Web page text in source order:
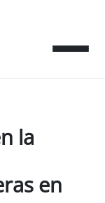
la
en